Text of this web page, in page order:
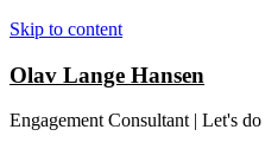
Skip to content
Olav Lange Hansen
Engagement Consultant | Let's